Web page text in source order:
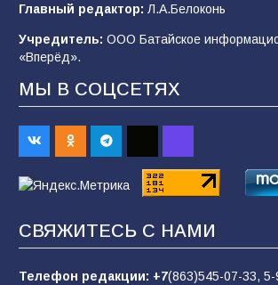
строительные профессии в ходе
спортивного праздника
92
Батайским спортсменам вручили
Евгений Остапенко
Главный редактор: Л.А.Белоконь
Учредитель: ООО Батайское
«Вперёд».
МЫ В СОЦСЕТЯХ
СВЯЖИТЕСЬ С НАМИ
Телефон редакции: +7(863)545-07-33, 5-